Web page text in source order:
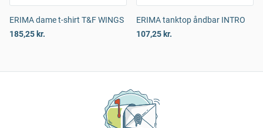
ERIMA dame t-shirt T&F WINGS
185,25 kr.
ERIMA tanktop åndbar INTRO
107,25 kr.